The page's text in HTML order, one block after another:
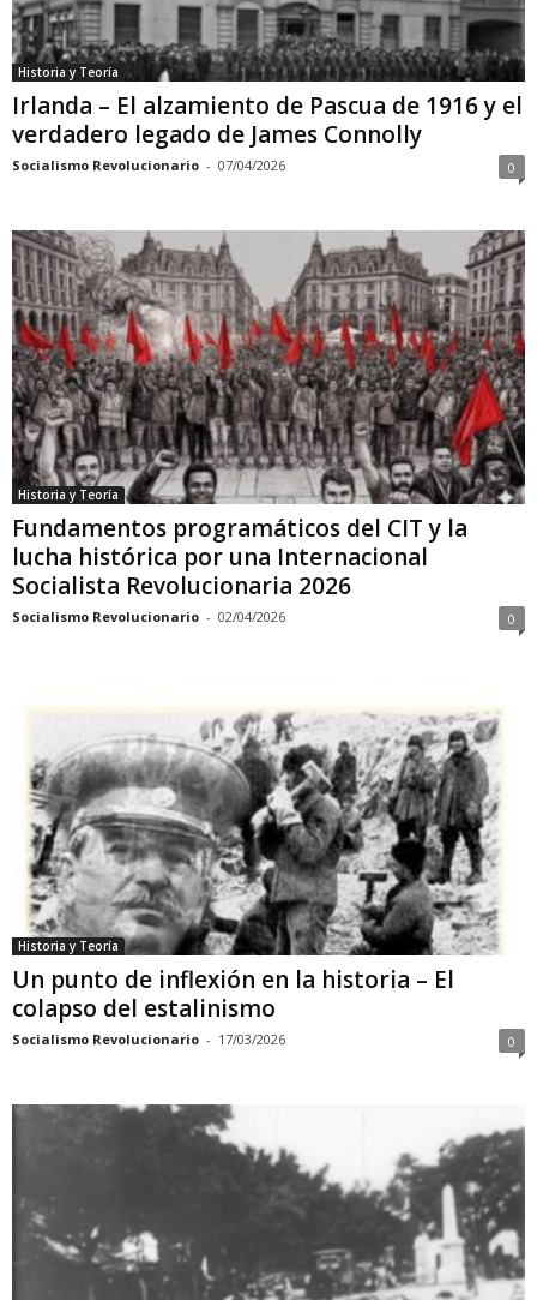
Historia y Teoría
Irlanda – El alzamiento de Pascua de 1916 y el
verdadero legado de James Connolly
Socialismo Revolucionario - 07/04/2026 0
Historia y Teoría
Fundamentos programáticos del CIT y la
lucha histórica por una Internacional
Socialista Revolucionaria 2026
Socialismo Revolucionario - 02/04/2026 0
Historia y Teoría
Un punto de inflexión en la historia – El
colapso del estalinismo
Socialismo Revolucionario - 17/03/2026 0